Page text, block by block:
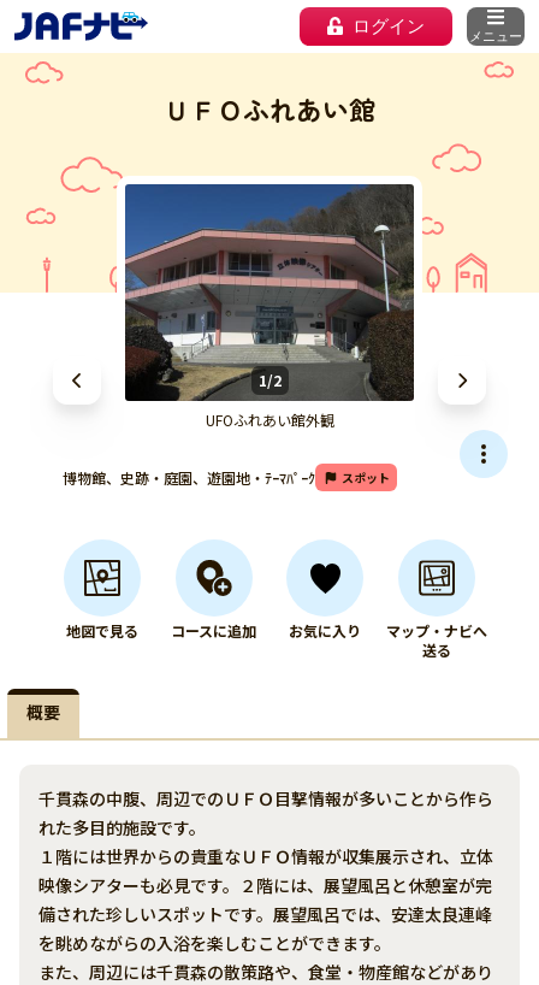
ログイン メニュー
ＵＦＯふれあい館
1/2
UFOふれあい館外観
博物館、史跡・庭園、遊園地・ﾃｰﾏﾊﾟｰｸ スポット
地図で見る コースに追加 お気に入り
マップ・ナビへ
送る
概要
千貫森の中腹、周辺でのＵＦＯ目撃情報が多いことから作ら
れた多目的施設です。
１階には世界からの貴重なＵＦＯ情報が収集展示され、立体
映像シアターも必見です。２階には、展望風呂と休憩室が完
備された珍しいスポットです。展望風呂では、安達太良連峰
を眺めながらの入浴を楽しむことができます。
また、周辺には千貫森の散策路や、食堂・物産館などがあり